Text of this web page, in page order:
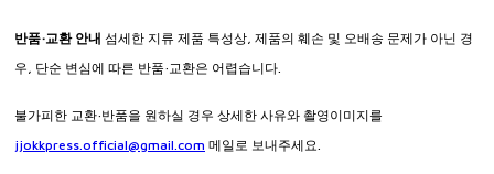
반품·교환 안내 섬세한 지류 제품 특성상, 제품의 훼손 및 오배송 문제가 아닌 경
우, 단순 변심에 따른 반품·교환은 어렵습니다.
불가피한 교환·반품을 원하실 경우 상세한 사유와 촬영이미지를
jjokkpress.official@gmail.com 메일로 보내주세요.